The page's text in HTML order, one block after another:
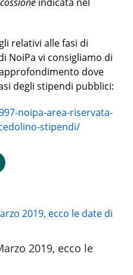
relativi alle fasi di
NoiPa vi consigliamo di
dove
degli stipendi pubblici:
noipa-area-riservata-
stipendi/
2019, ecco le